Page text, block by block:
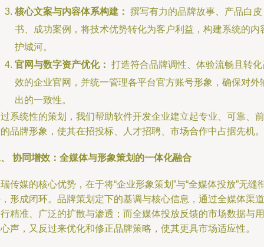
核心文案与内容体系构建： 撰写有力的品牌故事、产品白皮
书、成功案例，将技术优势转化为客户利益，构建系统的内
护城河。
官网与数字资产优化： 打造符合品牌调性、体验流畅且转化
效的企业官网，并统一管理各平台官方账号形象，确保对外
出的一致性。
系统性的策划，我们帮助软件开发企业建立起专业、可靠、前
品牌形象，使其在招投标、人才招聘、市场合作中占据先机。
协同增效：全媒体与形象策划的一体化融合
传媒的核心优势，在于将“企业形象策划”与“全媒体投放”无缝
形成闭环。品牌策划定下的基调与核心信息，通过全媒体渠道
精准、广泛的扩散与渗透；而全媒体投放反馈的市场数据与用
声，又反过来优化和修正品牌策略，使其更具市场适应性。